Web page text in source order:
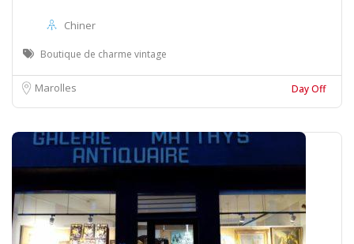
Chiner
Boutique de charme vintage
Marolles Day Off